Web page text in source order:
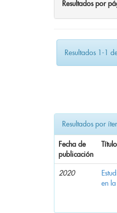
Resultados por
Resultados 1-1
Resultados por
Fecha de
publicación
Título
2020
en